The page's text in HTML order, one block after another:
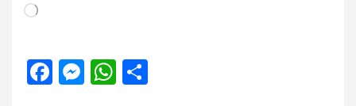
Loading…
F
M W